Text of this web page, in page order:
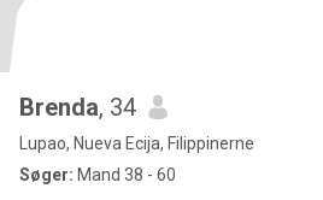
Brenda, 34
Lupao, Nueva Ecija, Filippinerne
Søger: Mand 38 - 60